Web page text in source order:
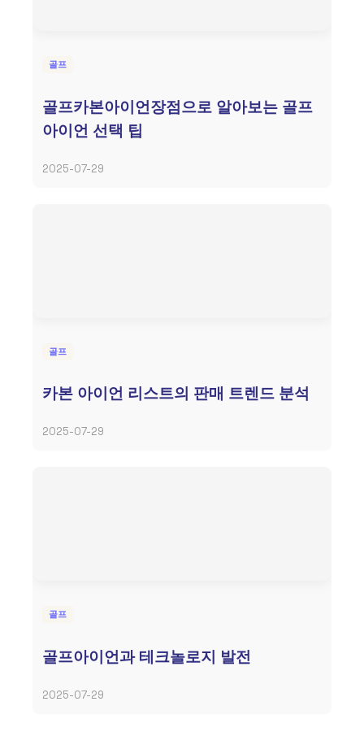
골프
골프카본아이언장점으로 알아보는 골프
아이언 선택 팁
2025-07-29
골프
카본 아이언 리스트의 판매 트렌드 분석
2025-07-29
골프
골프아이언과 테크놀로지 발전
2025-07-29